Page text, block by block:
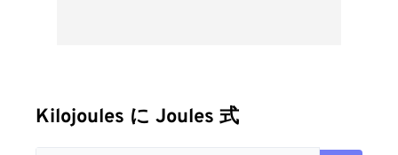
Kilojoules に Joules 式